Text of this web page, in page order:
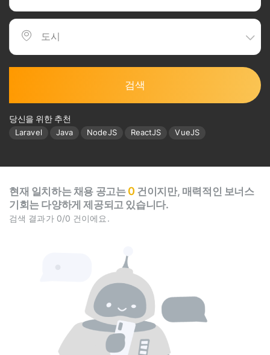
검색
당신을 위한 추천
Laravel Java NodeJS ReactJS VueJS
현재 일치하는 채용 공고는 0 건이지만, 매력적인 보너스
기회는 다양하게 제공되고 있습니다.
검색 결과가 0/0 건이에요.